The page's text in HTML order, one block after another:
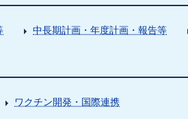
中長期計画・年度計画・報告等
ワクチン開発・国際連携